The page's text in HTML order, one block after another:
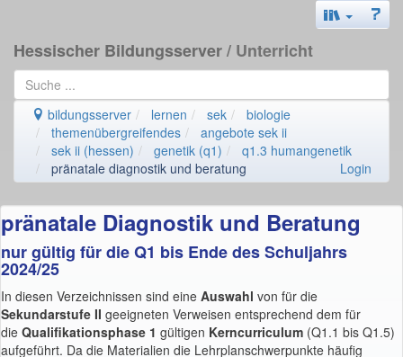
Hessischer Bildungsserver/ Unterricht
bildungsserver lernen sek
biologie
themenübergreifendes
angebote sek ii
sek ii (hessen)
genetik (q1)
q1.3 humangenetik
pränatale diagnostik und beratung
Login
pränatale Diagnostik und Beratung
nur gültig für die Q1 bis Ende des Schuljahrs
2024/25
In diesen Verzeichnissen sind eine Auswahl von für die
Sekundarstufe II geeigneten Verweisen entsprechend dem für
die Qualifikationsphase 1 gültigen Kerncurriculum (Q1.1 bis Q1.5)
aufgeführt. Da die Materialien die Lehrplanschwerpunkte häufig